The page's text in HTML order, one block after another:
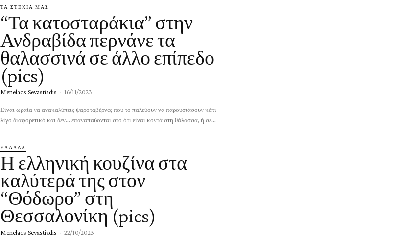
ΤΑ ΣΤΕΚΙΑ ΜΑΣ
“Τα κατοσταράκια” στην
Ανδραβίδα περνάνε τα
θαλασσινά σε άλλο επίπεδο
(pics)
Menelaos Sevastiadis - 16/11/2023
Είναι ωραία να ανακαλύπεις ψαροταβέρνες που το παλεύουν να παρουσιάσουν κάτι
λίγο διαφορετικό και δεν... επαναπαύονται στο ότι είναι κοντά στη θάλασσα, ή σε...
ΕΛΛΑΔΑ
Η ελληνική κουζίνα στα
καλύτερά της στον
“Θόδωρο” στη
Θεσσαλονίκη (pics)
Menelaos Sevastiadis - 22/10/2023